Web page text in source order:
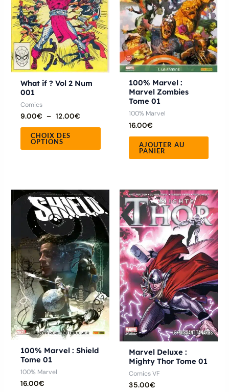
What if ? Vol 2 Num
001
Comics
9.00€ – 12.00€
CHOIX DES
OPTIONS
options
peuvent
être
choisies
sur
100% Marvel :
Marvel Zombies
Tome 01
100% Marvel
16.00€
AJOUTER AU
PANIER
100% Marvel : Shield
Tome 01
100% Marvel
16.00€
Marvel Deluxe :
Mighty Thor Tome 01
Comics VF
35.00€